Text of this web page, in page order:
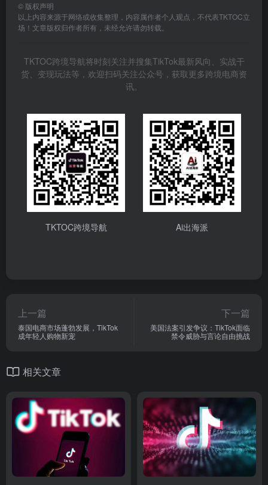
© 版权声明
以上内容来源于网络或收集整理，内容属作者个人观点，不代表TKTOC立
场！文章版权归作者所有，未经允许请勿转载。
TKTOC跨境导航将时刻关注并搜集TikTok最新风向、实战干
货、变现玩法等，欢迎扫码关注公众号，获取更多跨境电商资
讯。
TKTOC跨境导航 Ai出海派
上一篇
泰国电商市场蓬勃发展，TikTok
成年轻人购物新宠
下一篇
美国法案引发争议：TikTok面临
禁令威胁与言论自由挑战
相关文章